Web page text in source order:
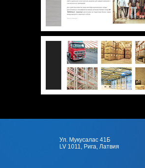
Ул. Мукусалас 41Б
LV 1011, Рига, Латвия